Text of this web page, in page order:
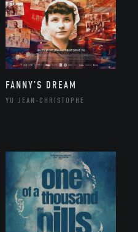
FANNY’S DREAM
YU JEAN-CHRISTOPHE